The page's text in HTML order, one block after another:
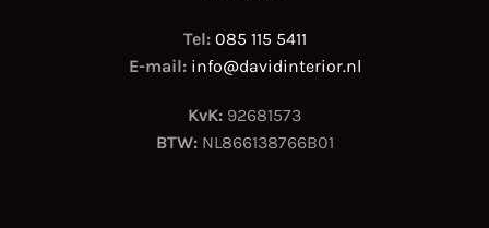
Tel: 085 115 5411
E-mail: info@davidinterior.nl
KvK: 92681573
BTW: NL866138766B01